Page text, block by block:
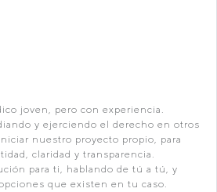
joven, pero con experiencia.
y ejerciendo el derecho en otros
nuestro proyecto propio, para
claridad y transparencia.
para ti, hablando de tú a tú, y
que existen en tu caso.